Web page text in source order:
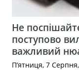
Не
поступово
важливий
П’ятниця, 7